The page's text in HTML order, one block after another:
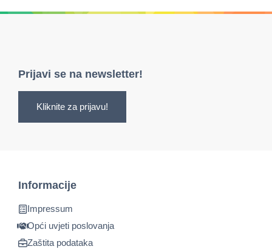
Prijavi se na newsletter!
Kliknite za prijavu!
Informacije
Impressum
Opći uvjeti poslovanja
Zaštita podataka